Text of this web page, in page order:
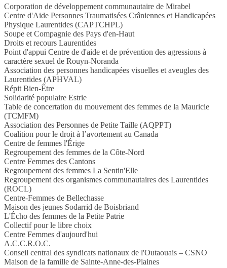
Corporation de développement communautaire de Mirabel
Centre d'Aide Personnes Traumatisées Crâniennes et Handicapées
Physique Laurentides (CAPTCHPL)
Soupe et Compagnie des Pays d'en-Haut
Droits et recours Laurentides
Point d'appui Centre de d'aide et de prévention des agressions à
caractère sexuel de Rouyn-Noranda
Association des personnes handicapées visuelles et aveugles des
Laurentides (APHVAL)
Répit Bien-Être
Solidarité populaire Estrie
Table de concertation du mouvement des femmes de la Mauricie
(TCMFM)
Association des Personnes de Petite Taille (AQPPT)
Coalition pour le droit à l’avortement au Canada
Centre de femmes l'Érige
Regroupement des femmes de la Côte-Nord
Centre Femmes des Cantons
Regroupement des femmes La Sentin'Elle
Regroupement des organismes communautaires des Laurentides
(ROCL)
Centre-Femmes de Bellechasse
Maison des jeunes Sodarrid de Boisbriand
L'Écho des femmes de la Petite Patrie
Collectif pour le libre choix
Centre Femmes d'aujourd'hui
A.C.C.R.O.C.
Conseil central des syndicats nationaux de l'Outaouais – CSNO
Maison de la famille de Sainte-Anne-des-Plaines